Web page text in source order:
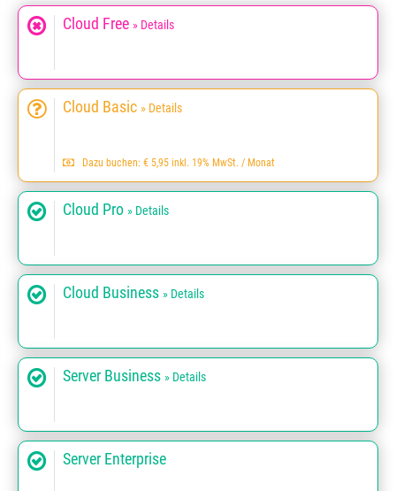
Cloud Free » Details
Cloud Basic » Details
Dazu buchen: € 5,95 inkl. 19% MwSt. / Monat
Cloud Pro » Details
Cloud Business » Details
Server Business » Details
Server Enterprise